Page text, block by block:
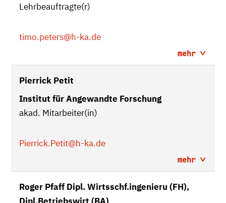
Lehrbeauftragte(r)
timo.peters@h-ka.de
mehr
Pierrick Petit
Institut für Angewandte Forschung
akad. Mitarbeiter(in)
Pierrick.Petit@h-ka.de
mehr
Roger Pfaff Dipl. Wirtsschf.ingenieru (FH),